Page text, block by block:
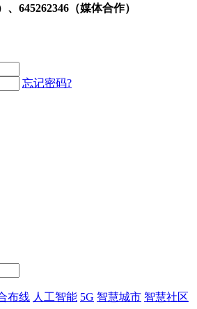
、645262346（媒体合作）
忘记密码?
布线 人工智能 5G 智慧城市 智慧社区